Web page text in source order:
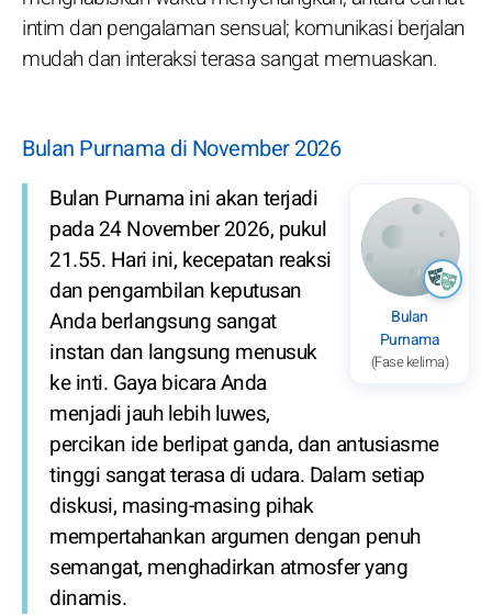
intim dan pengalaman sensual; komunikasi berjalan
mudah dan interaksi terasa sangat memuaskan.
Bulan Purnama di November 2026
Bulan
Purnama
(Fase kelima)
Bulan Purnama ini akan terjadi
pada 24 November 2026, pukul
21.55. Hari ini, kecepatan reaksi
dan pengambilan keputusan
Anda berlangsung sangat
instan dan langsung menusuk
ke inti. Gaya bicara Anda
menjadi jauh lebih luwes,
percikan ide berlipat ganda, dan antusiasme
tinggi sangat terasa di udara. Dalam setiap
diskusi, masing-masing pihak
mempertahankan argumen dengan penuh
semangat, menghadirkan atmosfer yang
dinamis.